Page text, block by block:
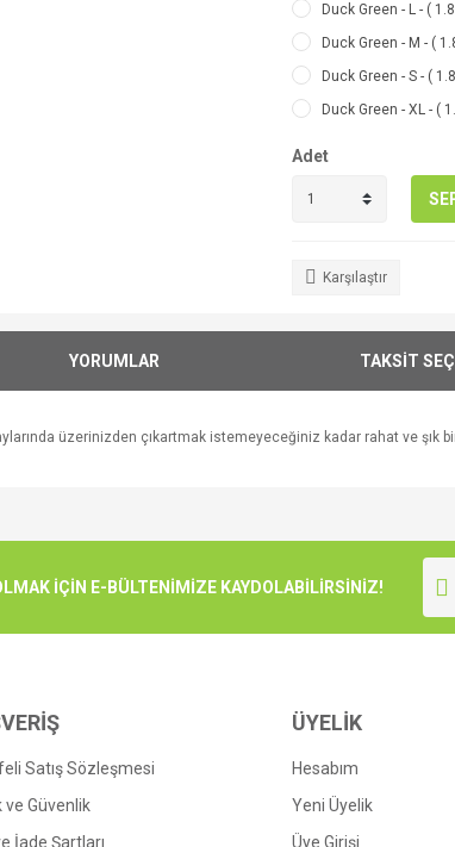
Duck Green - L - (
Duck Green - M - (
Duck Green - S - (
Duck Green - XL - (
Adet
Karşılaştır
YORUMLAR TAKSİT
üzerinizden çıkartmak istemeyeceğiniz kadar rahat ve şık
İÇİN E-BÜLTENİMİZE KAYDOLABİLİRSİNİZ!
Satış Sözleşmesi
ve Güvenlik
İade Şartları
ÜYELİK
Hesabım
Yeni Üyelik
Üye Girişi